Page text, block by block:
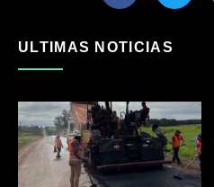
ULTIMAS NOTICIAS